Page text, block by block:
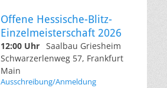
Offene Hessische-Blitz-
Einzelmeisterschaft 2026
12:00 Uhr Saalbau Griesheim
Schwarzerlenweg 57, Frankfurt
Main
Ausschreibung/Anmeldung